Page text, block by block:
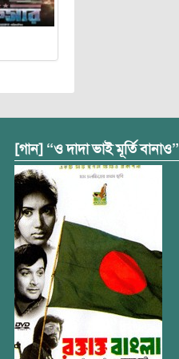
[গান] “ও দাদা ভাই মূর্তি বানাও”